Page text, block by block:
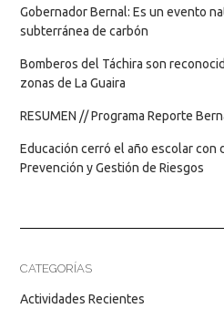
Gobernador Bernal: Es un evento
subterránea de carbón
Bomberos del Táchira son
zonas de La Guaira
RESUMEN // Programa Reporte
Educación cerró el año escolar con
Prevención y Gestión de Riesgos
CATEGORÍAS
Actividades Recientes